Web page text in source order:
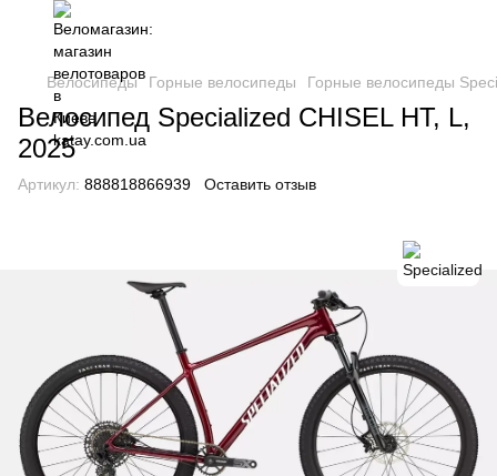
Велосипеды Горные велосипеды Горные велосипеды
Велосипед Specialized CHISEL HT, L,
2025
Артикул: 888818866939 Оставить отзыв